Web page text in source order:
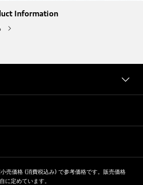
Information
売価格 (消費税込み) で参考価格です。販売価格
に定めています。